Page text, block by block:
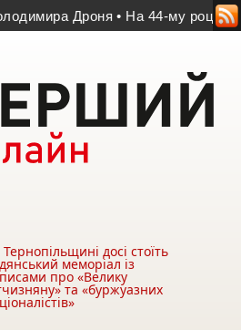
Дроня • На 44-му році життя
досі стоїть
меморіал із
про «Велику
та «буржуазних